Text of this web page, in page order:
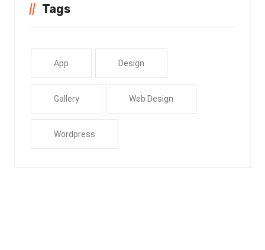
Tags
App Design
Gallery Web Design
Wordpress